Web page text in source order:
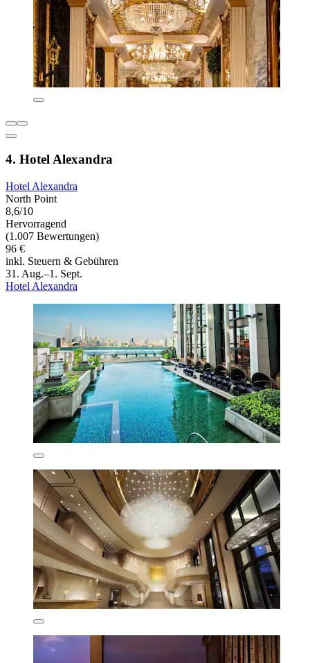
4. Hotel Alexandra
Hotel Alexandra
North Point
8,6/10
Hervorragend
(1.007 Bewertungen)
96 €
inkl. Steuern & Gebühren
31. Aug.–1. Sept.
Hotel Alexandra